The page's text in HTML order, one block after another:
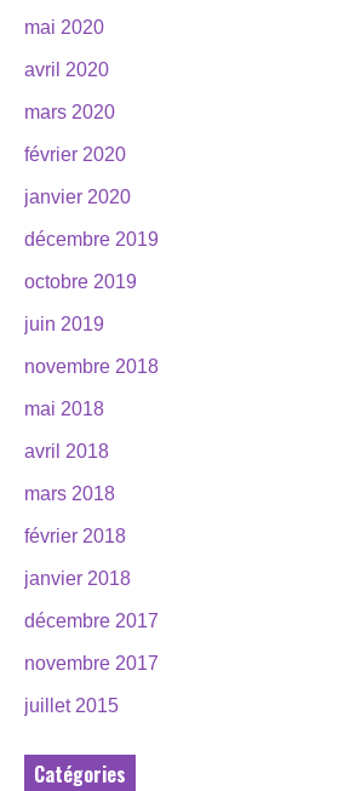
mai 2020
avril 2020
mars 2020
février 2020
janvier 2020
décembre 2019
octobre 2019
juin 2019
novembre 2018
mai 2018
avril 2018
mars 2018
février 2018
janvier 2018
décembre 2017
novembre 2017
juillet 2015
Catégories